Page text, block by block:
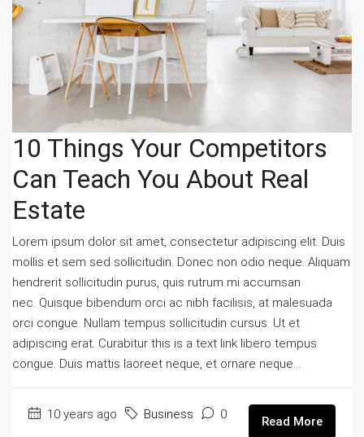
10 Things Your Competitors
Can Teach You About Real
Estate
Lorem ipsum dolor sit amet, consectetur adipiscing elit. Duis
mollis et sem sed sollicitudin. Donec non odio neque. Aliquam
hendrerit sollicitudin purus, quis rutrum mi accumsan
nec. Quisque bibendum orci ac nibh facilisis, at malesuada
orci congue. Nullam tempus sollicitudin cursus. Ut et
adipiscing erat. Curabitur this is a text link libero tempus
congue. Duis mattis laoreet neque, et ornare neque...
10 years ago Business 0 Read More